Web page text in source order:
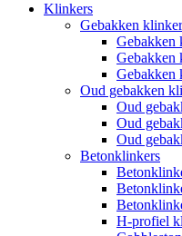
Klinkers
Gebakken
Gebakken
Gebakken
Gebakken
Oud gebakken
Oud
Oud
Oud
Betonklinkers
H-profiel